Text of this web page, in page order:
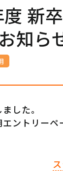
新
知
した。
ントリー